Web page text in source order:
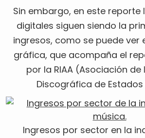
Sin embargo, en este reporte
digitales siguen siendo la
ingresos, como se puede ver
gráfica, que acompaña el
por la RIAA (Asociación de
Discográfica de Estados
Ingresos por sector en la